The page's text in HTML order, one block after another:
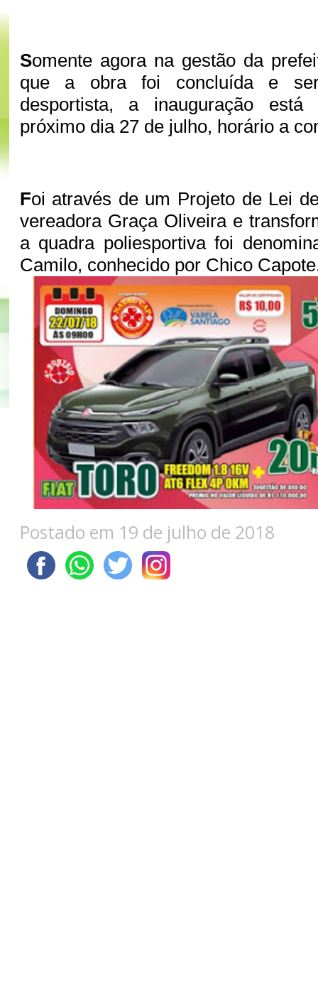
Somente agora na gestão da
que a obra foi concluída e
desportista, a inauguração
próximo dia 27 de julho, horário a
Foi através de um Projeto de Lei
vereadora Graça Oliveira e
a quadra poliesportiva foi
Camilo, conhecido por Chico
Postado em 19 de julho de 2018